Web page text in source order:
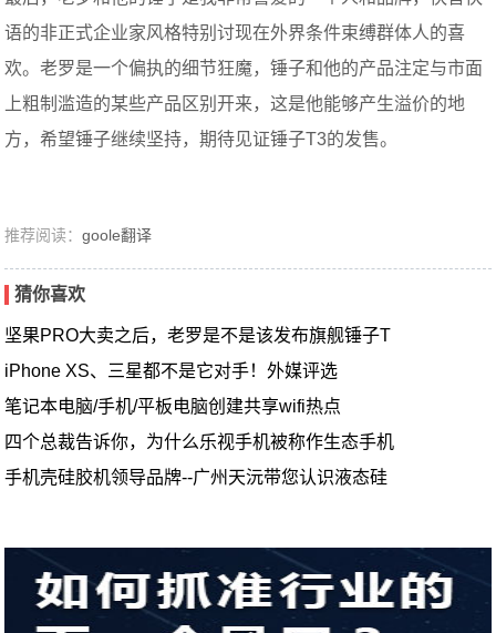
语的非正式企业家风格特别讨现在外界条件束缚群体人的喜
欢。老罗是一个偏执的细节狂魔，锤子和他的产品注定与市面
上粗制滥造的某些产品区别开来，这是他能够产生溢价的地
方，希望锤子继续坚持，期待见证锤子T3的发售。
推荐阅读：goole翻译
猜你喜欢
坚果PRO大卖之后，老罗是不是该发布旗舰锤子T
iPhone XS、三星都不是它对手！外媒评选
笔记本电脑/手机/平板电脑创建共享wifi热点
四个总裁告诉你，为什么乐视手机被称作生态手机
手机壳硅胶机领导品牌--广州天沅带您认识液态硅